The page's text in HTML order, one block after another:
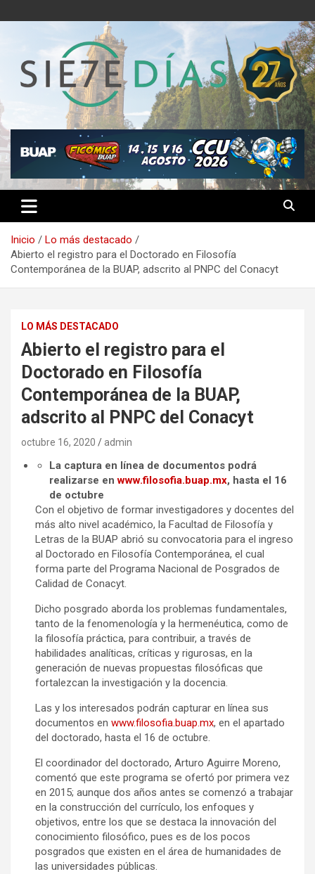
al
Semanario 7 Días
Inicio
Lo más destacado
Abierto el registro para el Doctorado en Filosofía
Contemporánea de la BUAP, adscrito al PNPC del Conacyt
LO MÁS DESTACADO
Abierto el registro para el
Doctorado en Filosofía
Contemporánea de la BUAP,
adscrito al PNPC del Conacyt
octubre 16, 2020 admin
La captura en línea de documentos podrá
realizarse enwww.filosofia.buap.mx, hasta el 16
de octubre
Con el objetivo de formar investigadores y docentes del
más alto nivel académico, la Facultad de Filosofía y
Letras de la BUAP abrió su convocatoria para el ingreso
al Doctorado en Filosofía Contemporánea, el cual
forma parte del Programa Nacional de Posgrados de
Calidad de Conacyt.
Dicho posgrado aborda los problemas fundamentales,
tanto de la fenomenología y la hermenéutica, como de
la filosofía práctica, para contribuir, a través de
habilidades analíticas, críticas y rigurosas, en la
generación de nuevas propuestas filosóficas que
fortalezcan la investigación y la docencia.
Las y los interesados podrán capturar en línea sus
documentos en www.filosofia.buap.mx, en el apartado
del doctorado, hasta el 16 de octubre.
El coordinador del doctorado, Arturo Aguirre Moreno,
comentó que este programa se ofertó por primera vez
en 2015; aunque dos años antes se comenzó a trabajar
en la construcción del currículo, los enfoques y
objetivos, entre los que se destaca la innovación del
conocimiento filosófico, pues es de los pocos
posgrados que existen en el área de humanidades de
las universidades públicas.